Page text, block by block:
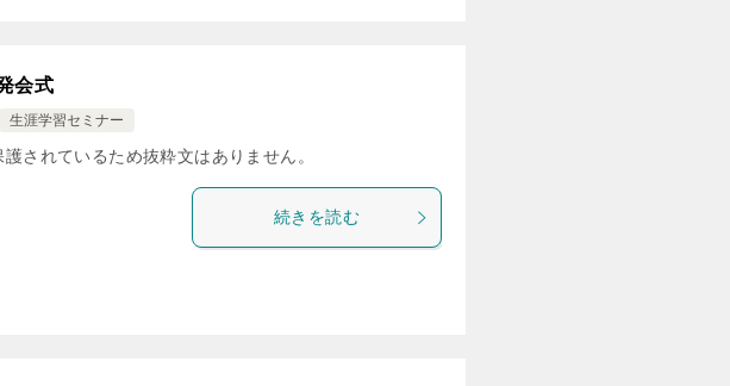
会式
生涯学習セミナー
されているため抜粋文はありません。
続きを読む